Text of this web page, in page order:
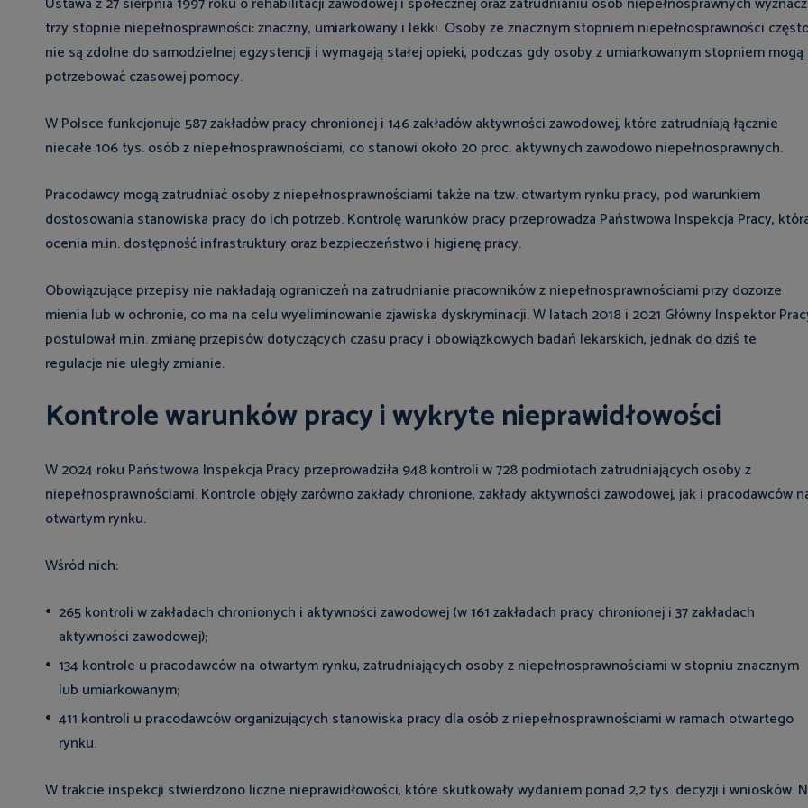
trzy stopnie niepełnosprawności: znaczny, umiarkowany i lekki. Osoby ze znacznym stopniem niepełnosprawności
nie są zdolne do samodzielnej egzystencji i wymagają stałej opieki, podczas gdy osoby z umiarkowanym stopniem mogą
potrzebować czasowej pomocy.
W Polsce funkcjonuje 587 zakładów pracy chronionej i 146 zakładów aktywności zawodowej, które zatrudniają łącznie
niecałe 106 tys. osób z niepełnosprawnościami, co stanowi około 20 proc. aktywnych zawodowo niepełnosprawnych.
Pracodawcy mogą zatrudniać osoby z niepełnosprawnościami także na tzw. otwartym rynku pracy, pod warunkiem
dostosowania stanowiska pracy do ich potrzeb. Kontrolę warunków pracy przeprowadza Państwowa Inspekcja Pracy,
ocenia m.in. dostępność infrastruktury oraz bezpieczeństwo i higienę pracy.
Obowiązujące przepisy nie nakładają ograniczeń na zatrudnianie pracowników z niepełnosprawnościami przy dozorze
mienia lub w ochronie, co ma na celu wyeliminowanie zjawiska dyskryminacji. W latach 2018 i 2021 Główny Inspektor
postulował m.in. zmianę przepisów dotyczących czasu pracy i obowiązkowych badań lekarskich, jednak do dziś te
regulacje nie uległy zmianie.
Kontrole warunków pracy i wykryte nieprawidłowości
W 2024 roku Państwowa Inspekcja Pracy przeprowadziła 948 kontroli w 728 podmiotach zatrudniających osoby z
niepełnosprawnościami. Kontrole objęły zarówno zakłady chronione, zakłady aktywności zawodowej, jak i pracodawców
otwartym rynku.
Wśród nich:
265 kontroli w zakładach chronionych i aktywności zawodowej (w 161 zakładach pracy chronionej i 37 zakładach
aktywności zawodowej);
134 kontrole u pracodawców na otwartym rynku, zatrudniających osoby z niepełnosprawnościami w stopniu znacznym
lub umiarkowanym;
411 kontroli u pracodawców organizujących stanowiska pracy dla osób z niepełnosprawnościami w ramach otwartego
rynku.
W trakcie inspekcji stwierdzono liczne nieprawidłowości, które skutkowały wydaniem ponad 2,2 tys. decyzji i wniosków.